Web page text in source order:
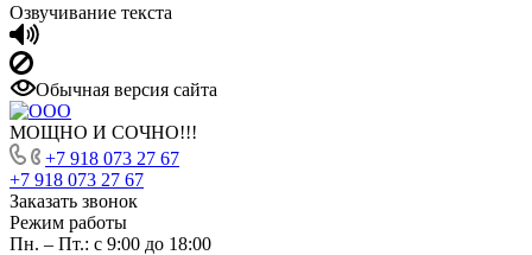
Озвучивание текста
Обычная версия сайта
МОЩНО И СОЧНО!!!
+7 918 073 27 67
+7 918 073 27 67
Заказать звонок
Режим работы
Пн. – Пт.: с 9:00 до 18:00